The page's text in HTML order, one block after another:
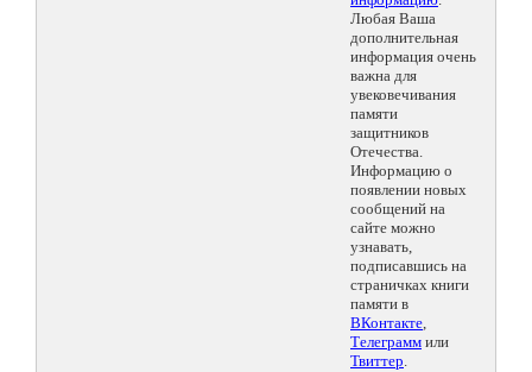
Любая Ваша
дополнительная
информация очень
важна для
увековечивания
памяти
защитников
Отечества.
Информацию о
появлении новых
сообщений на
сайте можно
узнавать,
подписавшись на
страничках книги
памяти в
ВКонтакте,
Телеграмм или
Твиттер.